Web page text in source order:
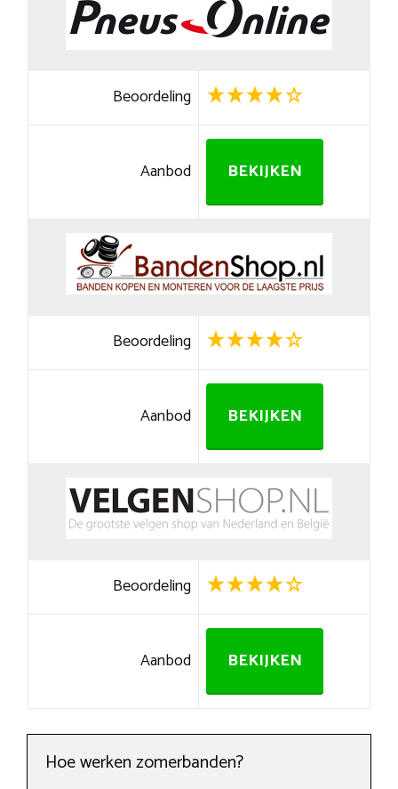
Beoordeling
Aanbod BEKIJKEN
Beoordeling
Aanbod BEKIJKEN
Beoordeling
Aanbod BEKIJKEN
Hoe werken zomerbanden?